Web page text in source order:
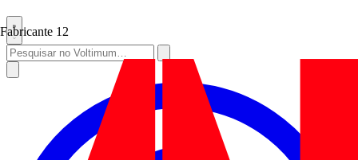
Fabricante 12